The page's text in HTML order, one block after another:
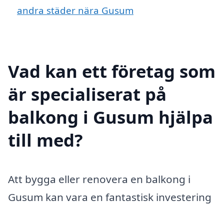
andra städer nära Gusum
Vad kan ett företag som
är specialiserat på
balkong i Gusum hjälpa
till med?
Att bygga eller renovera en balkong i
Gusum kan vara en fantastisk investering